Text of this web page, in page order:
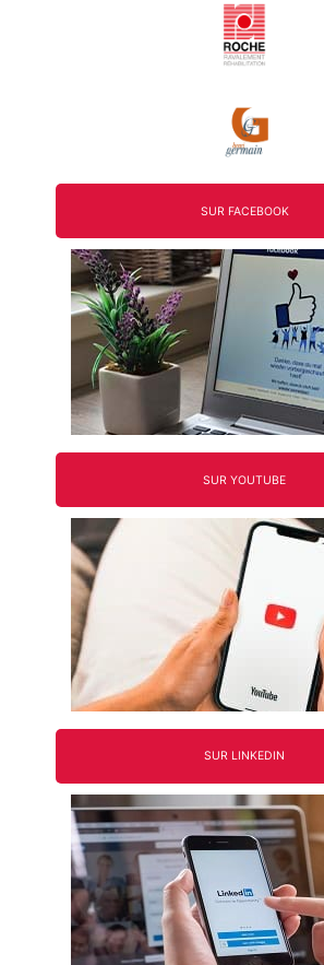
SUR FACEBOOK
SUR YOUTUBE
SUR LINKEDIN